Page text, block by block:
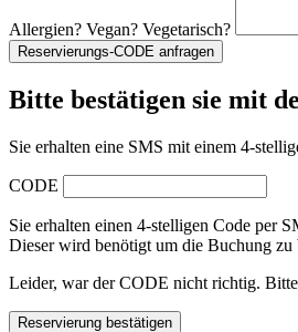
Allergien? Vegan? Vegetarisch?
Reservierungs-CODE anfragen
Bitte bestätigen sie mit
Sie erhalten eine SMS mit einem 4-
CODE
Sie erhalten einen 4-stelligen Code per
Dieser wird benötigt um die Buchung zu
Leider, war der CODE nicht richtig.
Reservierung bestätigen